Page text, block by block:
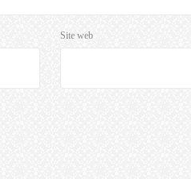
Site web